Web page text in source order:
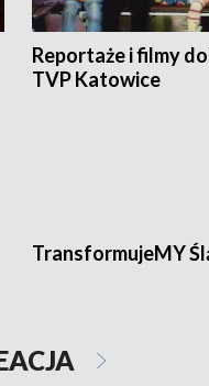
Reportaże i filmy
TVP Katowice
TransformujeMY